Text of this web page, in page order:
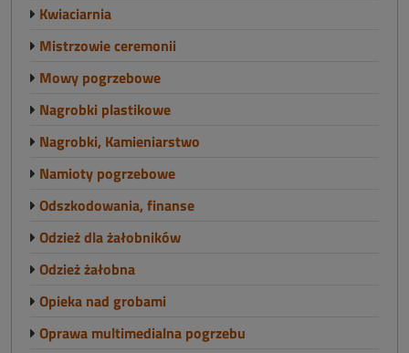
Kwiaciarnia
Mistrzowie ceremonii
Mowy pogrzebowe
Nagrobki plastikowe
Nagrobki, Kamieniarstwo
Namioty pogrzebowe
Odszkodowania, finanse
Odzież dla żałobników
Odzież żałobna
Opieka nad grobami
Oprawa multimedialna pogrzebu